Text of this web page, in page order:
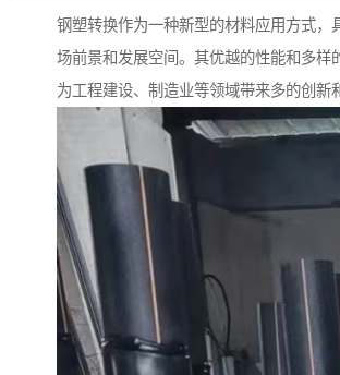
钢塑转换作为一种新型的材料应用方式，
场前景和发展空间。其优越的性能和多样
为工程建设、制造业等领域带来多的创新